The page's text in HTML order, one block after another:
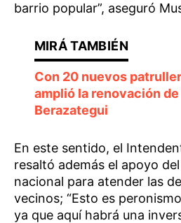
barrio popular”, aseguró
Con 20 nuevos
amplió la renovación
Berazategui
En este sentido, el
resaltó además el apoyo
nacional para atender las
vecinos; “Esto es
ya que aquí habrá una